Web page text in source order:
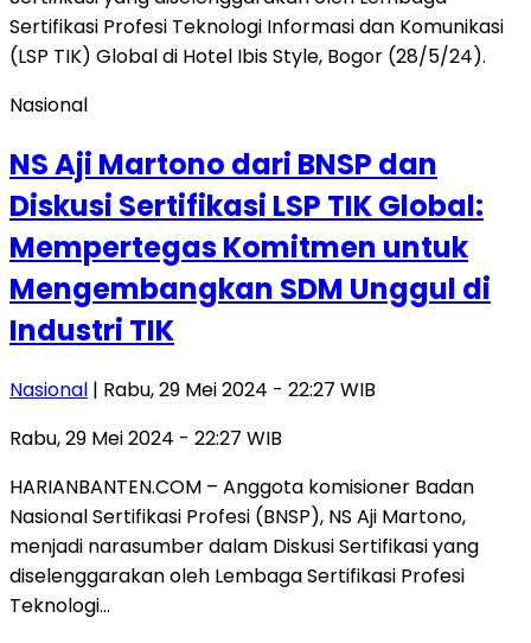
Nasional
NS Aji Martono dari BNSP dan
Diskusi Sertifikasi LSP TIK Global:
Mempertegas Komitmen untuk
Mengembangkan SDM Unggul di
Industri TIK
Nasional | Rabu, 29 Mei 2024 - 22:27 WIB
Rabu, 29 Mei 2024 - 22:27 WIB
HARIANBANTEN.COM – Anggota komisioner Badan
Nasional Sertifikasi Profesi (BNSP), NS Aji Martono,
menjadi narasumber dalam Diskusi Sertifikasi yang
diselenggarakan oleh Lembaga Sertifikasi Profesi
Teknologi…